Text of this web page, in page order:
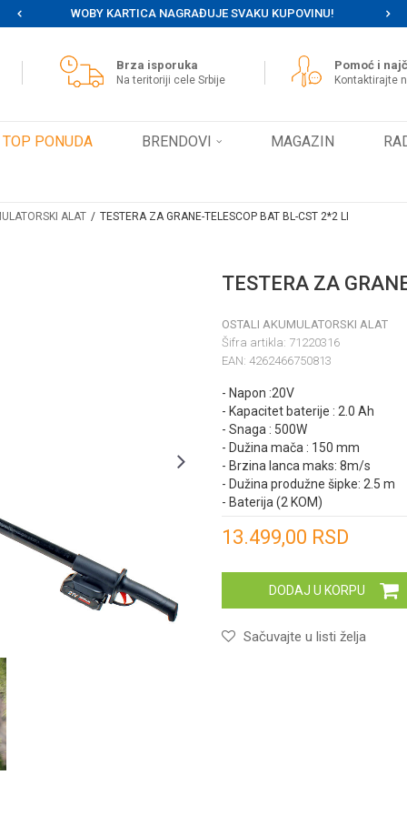
WOBY KARTICA NAGRAĐUJE SVAKU KUPOVINU!
Brza isporuka
Na teritoriji cele Srbije
Pomoć i
Kontaktirajte
TOP PONUDA BRENDOVI MAGAZIN
ALAT TESTERA ZA GRANE-TELESCOP BAT BL-CST 2*2 LI
TESTERA ZA
OSTALI AKUMULATORSKI ALAT
Šifra artikla: 71220316
EAN: 4262466750813
- Napon :20V
- Kapacitet baterije : 2.0 Ah
- Snaga : 500W
- Dužina mača : 150 mm
- Brzina lanca maks: 8m/s
- Dužina produžne šipke: 2.5 m
- Baterija (2 KOM)
13.499,00 RSD
DODAJ U KORPU
Sačuvajte u listi želja